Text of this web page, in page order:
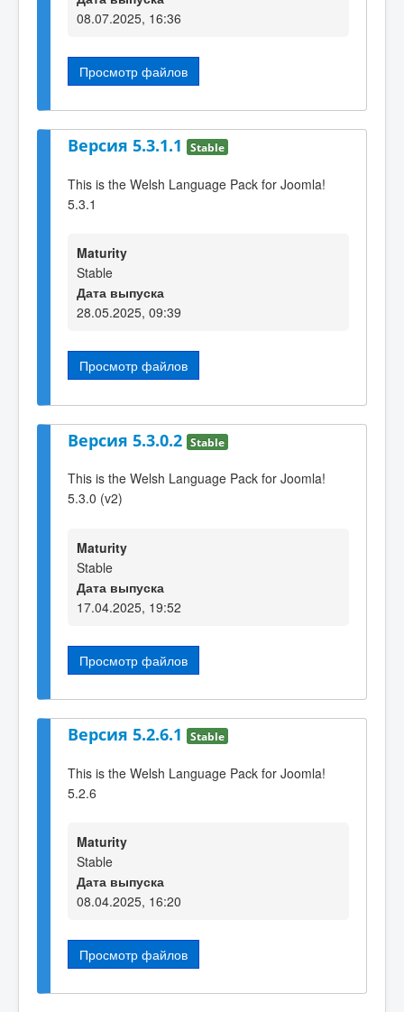
08.07.2025, 16:36
Просмотр файлов
Версия 5.3.1.1 Stable
This is the Welsh Language Pack for Joomla!
5.3.1
Maturity
Stable
Дата выпуска
28.05.2025, 09:39
Просмотр файлов
Версия 5.3.0.2 Stable
This is the Welsh Language Pack for Joomla!
5.3.0 (v2)
Maturity
Stable
Дата выпуска
17.04.2025, 19:52
Просмотр файлов
Версия 5.2.6.1 Stable
This is the Welsh Language Pack for Joomla!
5.2.6
Maturity
Stable
Дата выпуска
08.04.2025, 16:20
Просмотр файлов